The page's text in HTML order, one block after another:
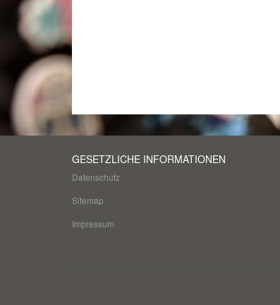
GESETZLICHE INFORMATIONEN
Datenschutz
Sitemap
Impressum